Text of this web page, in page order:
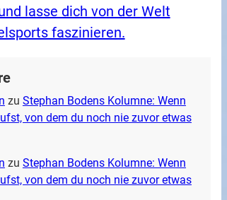
lasse dich von der Welt
faszinieren.
zu Stephan Bodens Kolumne: Wenn
von dem du noch nie zuvor etwas
zu Stephan Bodens Kolumne: Wenn
von dem du noch nie zuvor etwas